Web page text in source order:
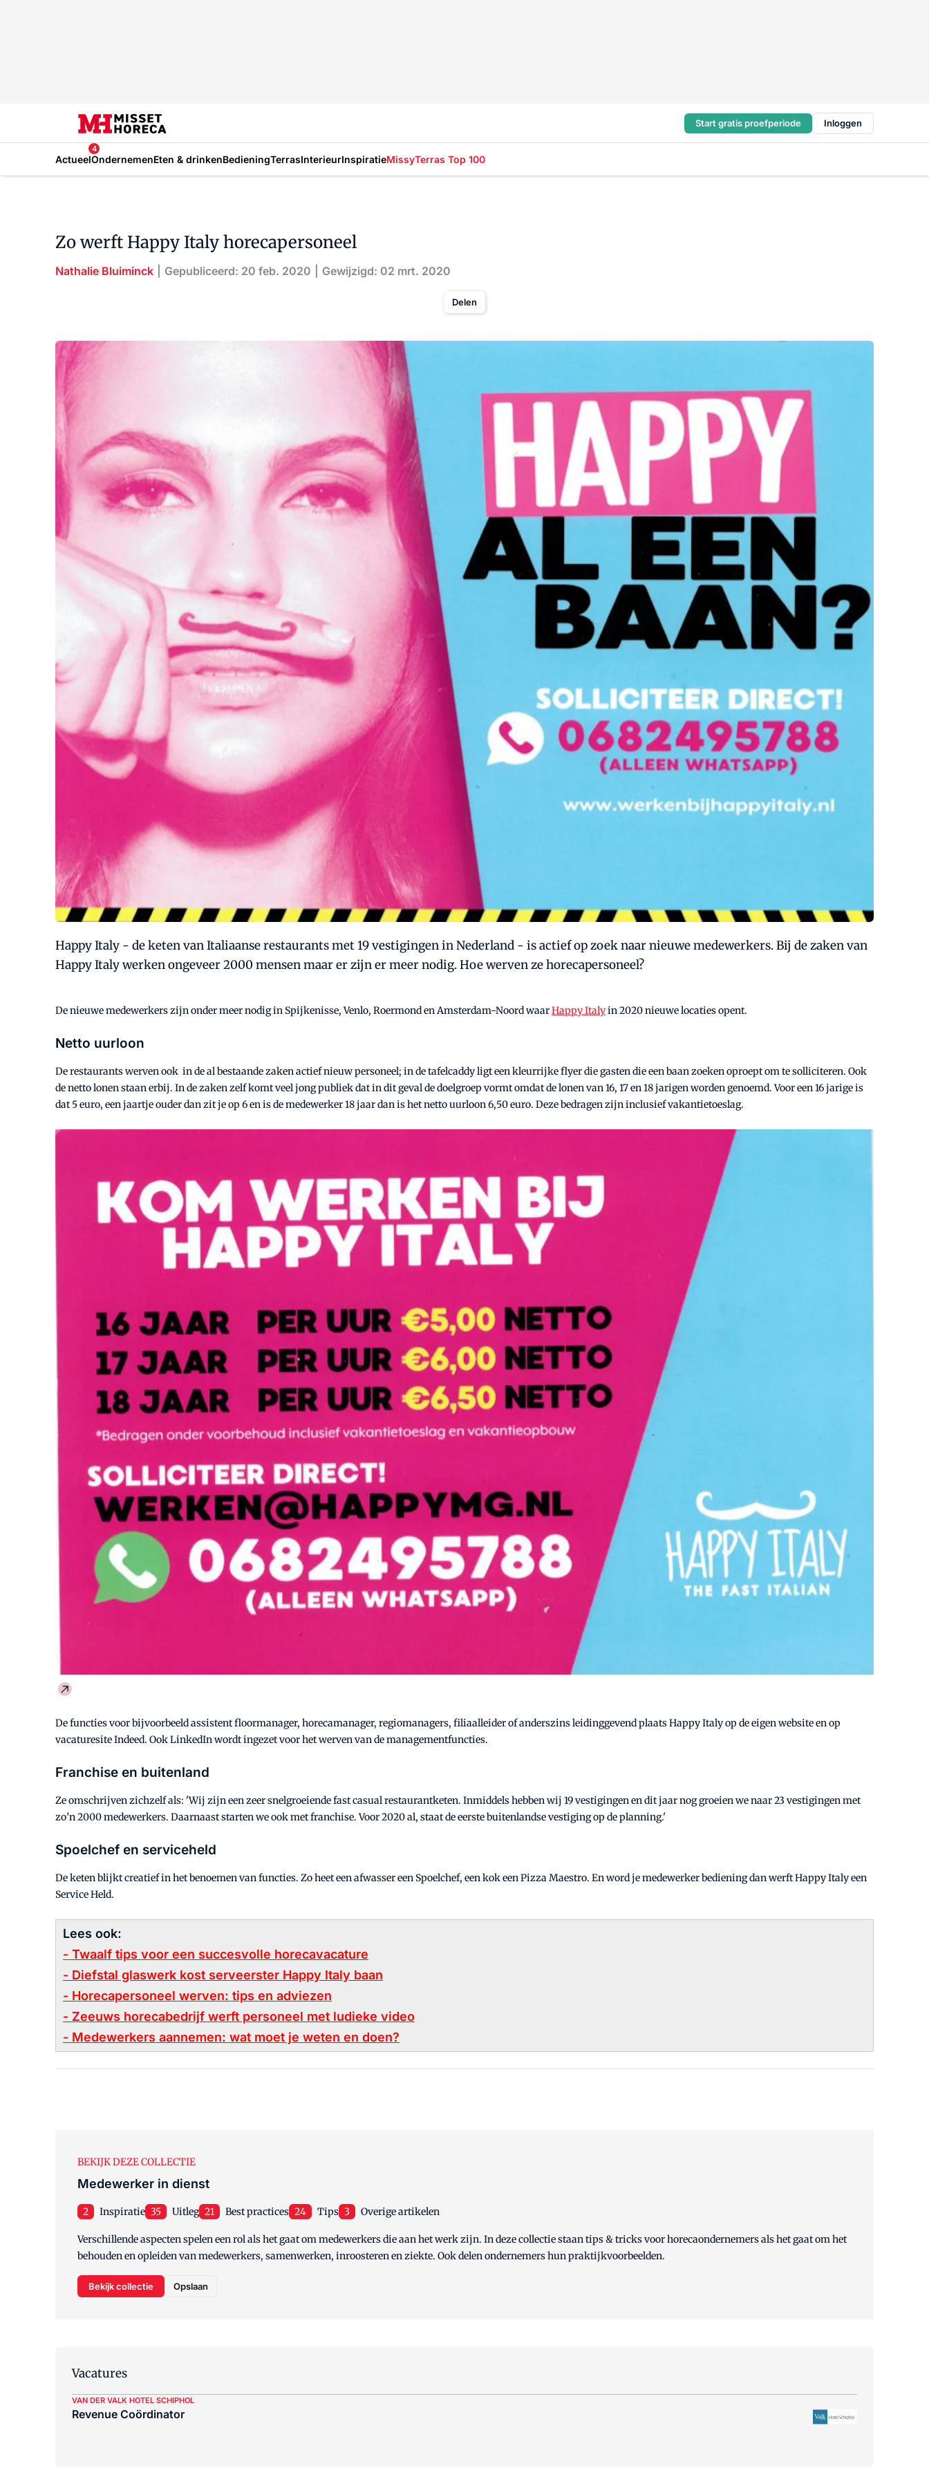
Start gratis proefperiode Inloggen
Actueel
4
OndernemenEten & drinkenBedieningTerrasInterieurInspiratieMissyTerras Top 100
Zo werft Happy Italy horecapersoneel
Nathalie Bluiminck Gepubliceerd: 20 feb. 2020 Gewijzigd: 02 mrt. 2020
Delen
Happy Italy - de keten van Italiaanse restaurants met 19 vestigingen in Nederland - is actief op zoek naar nieuwe medewerkers. Bij de zaken van
Happy Italy werken ongeveer 2000 mensen maar er zijn er meer nodig. Hoe werven ze horecapersoneel?
De nieuwe medewerkers zijn onder meer nodig in Spijkenisse, Venlo, Roermond en Amsterdam-Noord waarHappy Italyin 2020 nieuwe locaties opent.
Netto uurloon
De restaurants werven ook in de al bestaande zaken actief nieuw personeel; in de tafelcaddy ligt een kleurrijke flyer die gasten die een baan zoeken oproept om te solliciteren. Ook
de netto lonen staan erbij. In de zaken zelf komt veel jong publiek dat in dit geval de doelgroep vormt omdat de lonen van 16, 17 en 18 jarigen worden genoemd. Voor een 16 jarige is
dat 5 euro, een jaartje ouder dan zit je op 6 en is de medewerker 18 jaar dan is het netto uurloon 6,50 euro. Deze bedragen zijn inclusief vakantietoeslag.
De functies voor bijvoorbeeld assistent floormanager, horecamanager, regiomanagers, filiaalleider of anderszins leidinggevend plaats Happy Italy op de eigen website en op
vacaturesite Indeed. Ook LinkedIn wordt ingezet voor het werven van de managementfuncties.
Franchise en buitenland
Ze omschrijven zichzelf als: 'Wij zijn een zeer snelgroeiende fast casual restaurantketen. Inmiddels hebben wij 19 vestigingen en dit jaar nog groeien we naar 23 vestigingen met
zo’n 2000 medewerkers. Daarnaast starten we ook met franchise. Voor 2020 al, staat de eerste buitenlandse vestiging op de planning.'
Spoelchef en serviceheld
De keten blijkt creatief in het benoemen van functies. Zo heet een afwasser een Spoelchef, een kok een Pizza Maestro. En word je medewerker bediening dan werft Happy Italy een
Service Held.
Lees ook:
- Twaalf tips voor een succesvolle horecavacature
- Diefstal glaswerk kost serveerster Happy Italy baan
- Horecapersoneel werven: tips en adviezen
- Zeeuws horecabedrijf werft personeel met ludieke video
- Medewerkers aannemen: wat moet je weten en doen?
BEKIJK DEZE COLLECTIE
Medewerker in dienst
2 Inspiratie 35 Uitleg 21 Best practices 24 Tips 3 Overige artikelen
Verschillende aspecten spelen een rol als het gaat om medewerkers die aan het werk zijn. In deze collectie staan tips & tricks voor horecaondernemers als het gaat om het
behouden en opleiden van medewerkers, samenwerken, inroosteren en ziekte. Ook delen ondernemers hun praktijkvoorbeelden.
Bekijk collectie Opslaan
Vacatures
VAN DER VALK HOTEL SCHIPHOL
Revenue Coördinator